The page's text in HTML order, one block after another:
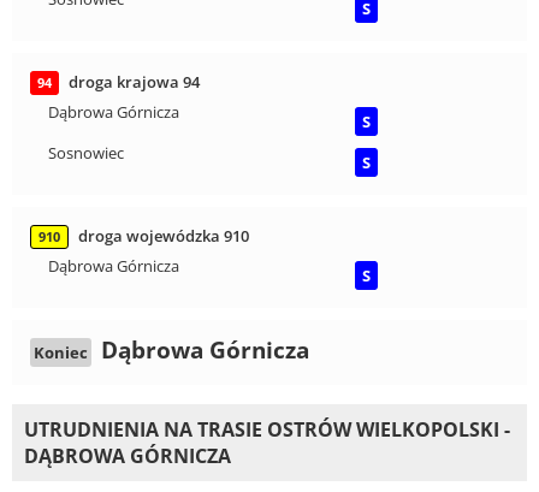
S
94
droga krajowa 94
Dąbrowa Górnicza
S
Sosnowiec
S
910
droga wojewódzka 910
Dąbrowa Górnicza
S
Koniec Dąbrowa Górnicza
UTRUDNIENIA NA TRASIE OSTRÓW WIELKOPOLSKI -
DĄBROWA GÓRNICZA